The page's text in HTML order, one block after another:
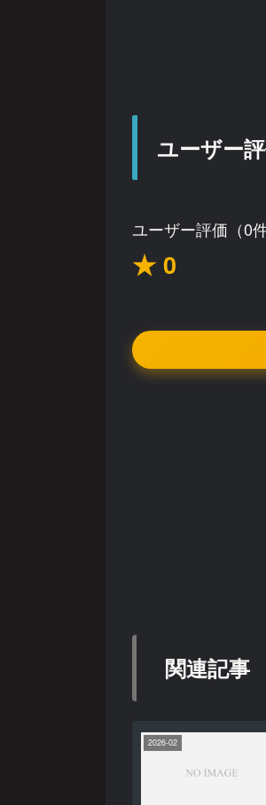
ユーザー
ユーザー評価（0件
★ 0
関連記事
2026-02